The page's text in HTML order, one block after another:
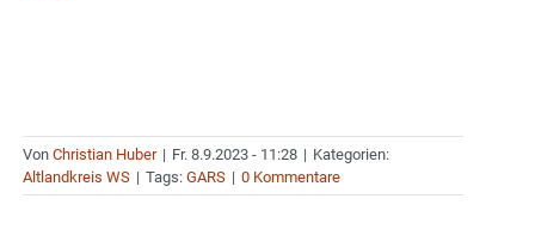
Von Christian Huber | Fr. 8.9.2023 - 11:28 | Kategorien:
Altlandkreis WS | Tags: GARS | 0 Kommentare